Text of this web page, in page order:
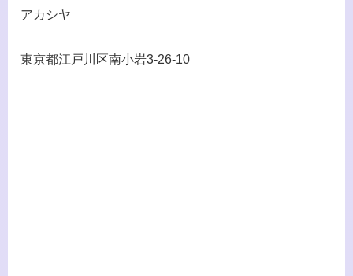
アカシヤ
東京都江戸川区南小岩3-26-10